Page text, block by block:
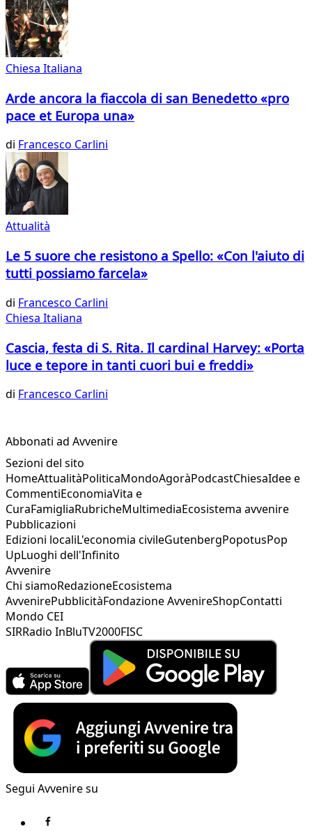
Chiesa Italiana
Arde ancora la fiaccola di san Benedetto «pro
pace et Europa una»
di Francesco Carlini
Attualità
Le 5 suore che resistono a Spello: «Con l'aiuto di
tutti possiamo farcela»
di Francesco Carlini
Chiesa Italiana
Cascia, festa di S. Rita. Il cardinal Harvey: «Porta
luce e tepore in tanti cuori bui e freddi»
di Francesco Carlini
Abbonati ad Avvenire
Sezioni del sito
HomeAttualitàPoliticaMondoAgoràPodcastChiesaIdee e
CommentiEconomiaVita e
CuraFamigliaRubricheMultimediaEcosistema avvenire
Pubblicazioni
Edizioni localiL'economia civileGutenbergPopotusPop
UpLuoghi dell'Infinito
Avvenire
Chi siamoRedazioneEcosistema
AvvenirePubblicitàFondazione AvvenireShopContatti
Mondo CEI
SIRRadio InBluTV2000FISC
Segui Avvenire su